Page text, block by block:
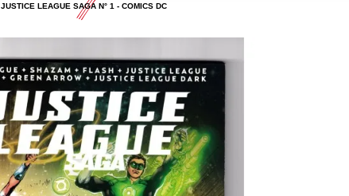
JUSTICE LEAGUE SAGA N° 1 - COMICS DC